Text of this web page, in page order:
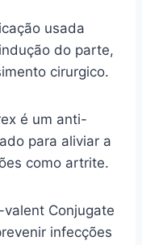
usada
do parte,
cirurgico.
é um anti-
para aliviar a
como artrite.
valent Conjugate
infecções